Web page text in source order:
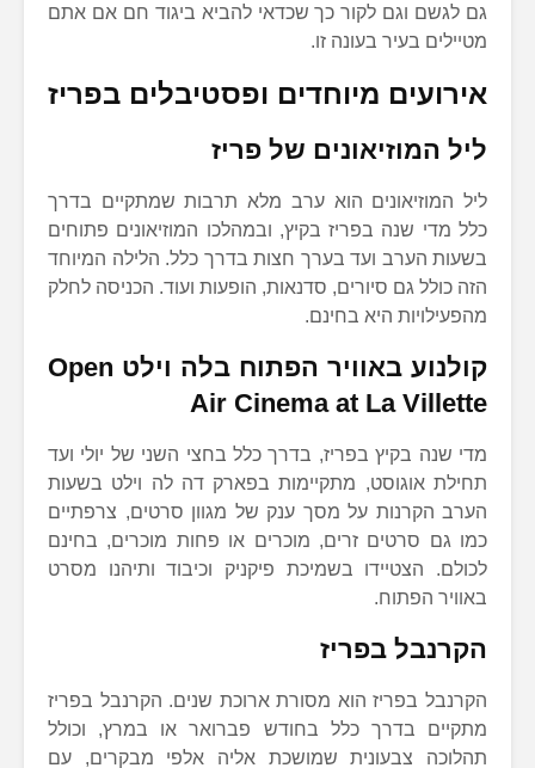
גם לגשם וגם לקור כך שכדאי להביא ביגוד חם אם אתם
מטיילים בעיר בעונה זו.
אירועים מיוחדים ופסטיבלים בפריז
ליל המוזיאונים של פריז
ליל המוזיאונים הוא ערב מלא תרבות שמתקיים בדרך
כלל מדי שנה בפריז בקיץ, ובמהלכו המוזיאונים פתוחים
בשעות הערב ועד בערך חצות בדרך כלל. הלילה המיוחד
הזה כולל גם סיורים, סדנאות, הופעות ועוד. הכניסה לחלק
מהפעילויות היא בחינם.
קולנוע באוויר הפתוח בלה וילט Open
Air Cinema at La Villette
מדי שנה בקיץ בפריז, בדרך כלל בחצי השני של יולי ועד
תחילת אוגוסט, מתקיימות בפארק דה לה וילט בשעות
הערב הקרנות על מסך ענק של מגוון סרטים, צרפתיים
כמו גם סרטים זרים, מוכרים או פחות מוכרים, בחינם
לכולם. הצטיידו בשמיכת פיקניק וכיבוד ותיהנו מסרט
באוויר הפתוח.
הקרנבל בפריז
הקרנבל בפריז הוא מסורת ארוכת שנים. הקרנבל בפריז
מתקיים בדרך כלל בחודש פברואר או במרץ, וכולל
תהלוכה צבעונית שמושכת אליה אלפי מבקרים, עם